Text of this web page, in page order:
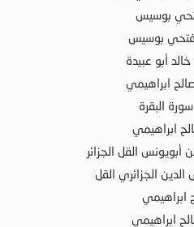
بوسيس
فتحي بوسيس
أبو عبيدة
ابراهيمي
البقرة
ابراهيمي
القل الجزائر
الجزائري القل
ابراهيمي
ابراهيمي